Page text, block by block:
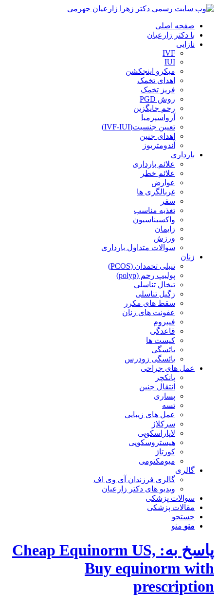
صفحه اصلی
با دکتر زارعیان
نازایی
IVF
IUI
میکرو اینجکشن
اهدای تخمک
فریز تخمک
روش PGD
رحم جایگزین
آزواسپرمیا
تعیین جنسیت(IVF-IUI)
اهدای جنین
آندومتریوز
بارداری
علائم بارداری
علائم خطر
عوارض
غربالگری ها
سفر
تغذیه مناسب
واکسیناسیون
زایمان
ورزش
سوالات متداول بارداری
زنان
تنبلی تخمدان (PCOS)
پولیپ رحم (polyp)
تبخال تناسلی
زگیل تناسلی
سقط های مکرر
عفونت های زنان
فیبروم
قاعدگی
کیست ها
یائسگی
یائسگی زودرس
عمل های جراحی
پانکچر
انتقال جنین
پساری
تسه
عمل های زیبایی
سرکلاژ
لاپاراسکوپی
هیستروسکوپی
کورتاژ
میومکتومی
گالری
گالری فرزندان آی وی اف
ویدیو های دکتر زارعیان
سوالات پزشکی
مقالات پزشکی
جستجو
منو منو
پاسخ به: Cheap Equinorm US,
Buy equinorm with
prescription